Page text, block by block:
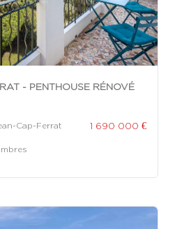
- PENTHOUSE RÉNOVÉ
Cap-Ferrat 1 690 000 €